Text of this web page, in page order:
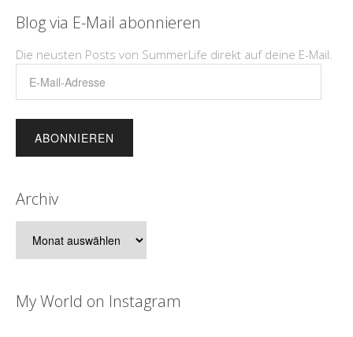
Blog via E-Mail abonnieren
Die neusten Posts von SummerLife direkt auf deine E-Mail.
Archiv
My World on Instagram